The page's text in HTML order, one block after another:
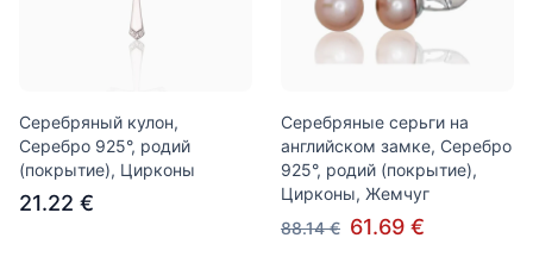
Серебряный кулон,
Серебро 925°, родий
(покрытие), Цирконы
21.22 €
Серебряные серьги на
английском замке, Серебро
925°, родий (покрытие),
Цирконы, Жемчуг
88.14 € 61.69 €